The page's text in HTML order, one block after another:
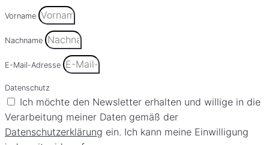
Vorname
Nachname
E-Mail-Adresse
Datenschutz
Ich möchte den Newsletter erhalten und willige in die
Verarbeitung meiner Daten gemäß der
Datenschutzerklärung ein. Ich kann meine Einwilligung